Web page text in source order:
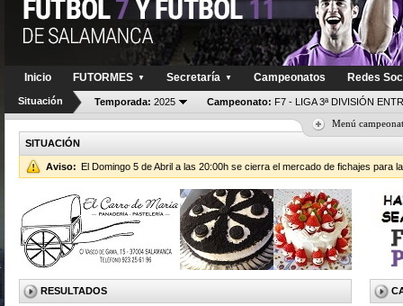
Inicio FUTORMES ▼ Secretaría ▼ Campeonatos Redes
Situación Temporada: 2025 Campeonato: F7 - LIGA 3ª DIVISIÓN
Menú
SITUACIÓN
Aviso: El Domingo 5 de Abril a las 20:00h se cierra el mercado de fichajes para
RESULTADOS